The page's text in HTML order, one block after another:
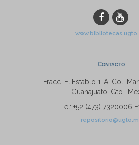
Contacto
Fracc. El Establo 1-A, Col.
Guanajuato, Gto.,
Tel: +52 (473) 7320006